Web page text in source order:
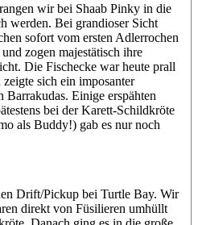
wir bei Shaab Pinky in die
werden. Bei grandioser Sicht
sofort vom ersten Adlerrochen
zogen majestätisch ihre
Die Fischecke war heute prall
sich ein imposanter
Einige erspähten
bei der Karett-Schildkröte
als Buddy!) gab es nur noch
Drift/Pickup bei Turtle Bay. Wir
direkt von Füsilieren umhüllt